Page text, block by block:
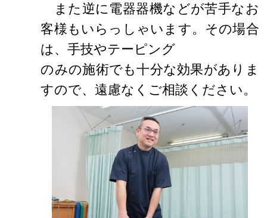
また逆に電器器機などが苦手なお
客様もいらっしゃいます。その場合
は、手技やテーピング
のみの施術でも十分な効果がありま
すので、遠慮なくご相談ください。